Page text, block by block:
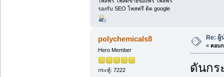
รองรับ SEO โพสฟรี ติด google
polychemicals8
Hero Member
กระทู้: 7222
Re:
« ตอบก
ดันกร